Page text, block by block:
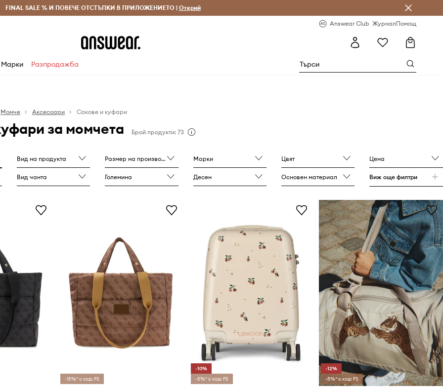
и връщане за поръчки над 70 EUR Доставка 1-5 дни
FINAL SALE % И ПОВЕЧЕ ОТСТЪПКИ В ПРИЛОЖЕНИЕТО | Открий
Answear Club ЖурналПомощ
Марки Разпродажба
Момче Аксесоари Сакове и куфари
за момчета Брой продукти: 73
Вид на продукта Размер на производителя Марки Цвят Цена
Вид чанта Големина Десен Основен материал Виж още филтри
-15%* с код: FS
-10%
-5%* с код: FS
-12%
-5%* с код: FS